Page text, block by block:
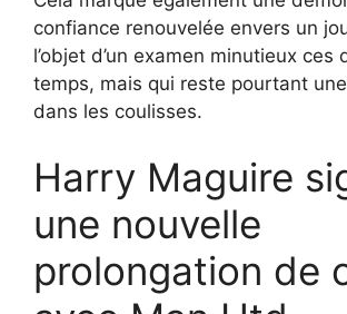
confiance renouvelée envers un
l’objet d’un examen minutieux ces
temps, mais qui reste pourtant
dans les coulisses.
Harry Maguire
une nouvelle
prolongation de